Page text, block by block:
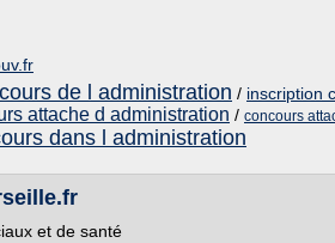
de l administration / inscription
attache d administration / concours
dans l administration
et de santé